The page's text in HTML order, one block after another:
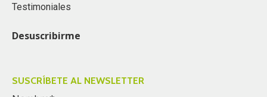
Testimoniales
Desuscribirme
SUSCRÍBETE AL NEWSLETTER